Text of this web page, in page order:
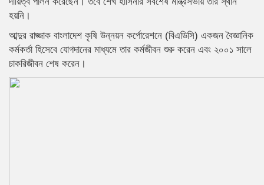
হয়নি।
আব্দুর রাজ্জাক বাংলাদেশ কৃষি উন্নয়ন কর্পোরেশনে (বিএডিসি) একজন বৈজ্ঞানিক
কর্মকর্তা হিসেবে যোগদানের মাধ্যমে তার কর্মজীবন শুরু করেন এবং ২০০১ সালে
চাকরিজীবন শেষ করেন।